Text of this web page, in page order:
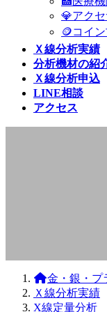
💎アク
🪙コイ
Ｘ線分析実績
分析機材の紹
Ｘ線分析申込
LINE相談
アクセス
金・銀・プ
Ｘ線分析実績
X線定量分析